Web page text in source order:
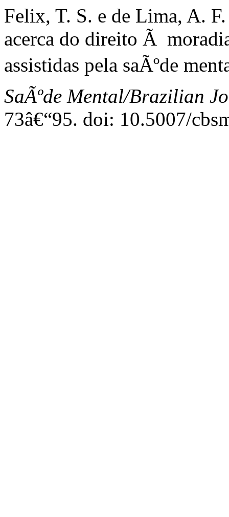
Felix, T. S. e de Lima, A.
acerca do direito Ã
assistidas pela saÃºde
SaÃºde Mental/Brazilian
73â€“95. doi: 10.5007/